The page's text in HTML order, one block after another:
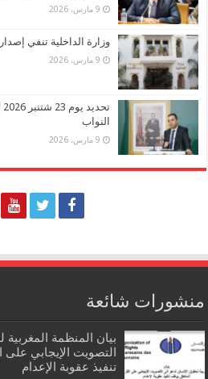
9 مارس، 2026
وزارة الداخلية تنفي
9 مارس، 2026
النواب
9 مارس، 2026
منشورات شائعة
بيان المنظمة
التصويت الإيجابي على
تنفيذ عقوبة الإعدام